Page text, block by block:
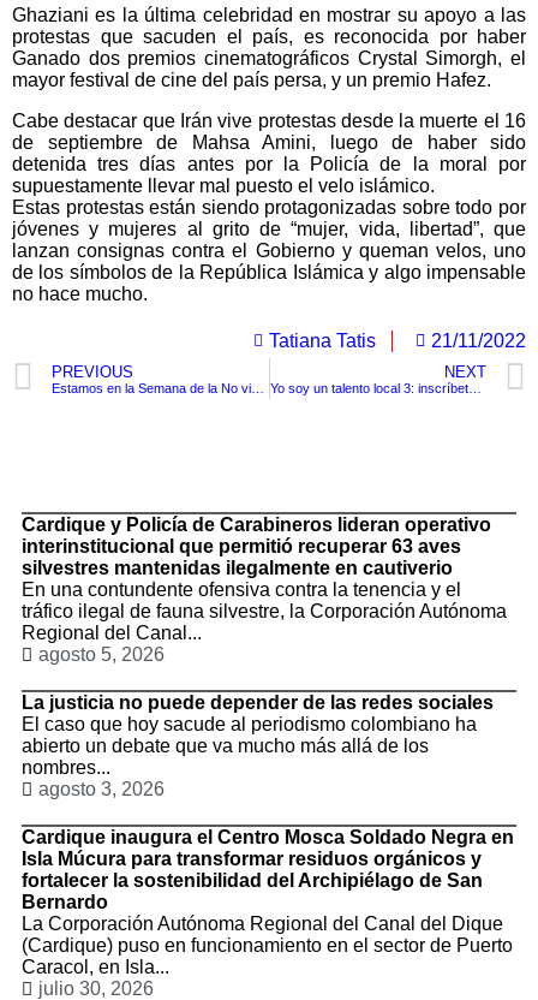
Ghaziani es la última celebridad en mostrar su apoyo a las
protestas que sacuden el país, es reconocida por haber
Ganado dos premios cinematográficos Crystal Simorgh, el
mayor festival de cine del país persa, y un premio Hafez.
Cabe destacar que Irán vive protestas desde la muerte el 16
de septiembre de Mahsa Amini, luego de haber sido
detenida tres días antes por la Policía de la moral por
supuestamente llevar mal puesto el velo islámico.
Estas protestas están siendo protagonizadas sobre todo por
jóvenes y mujeres al grito de “mujer, vida, libertad”, que
lanzan consignas contra el Gobierno y queman velos, uno
de los símbolos de la República Islámica y algo impensable
no hace mucho.
Tatiana Tatis 21/11/2022
PREVIOUS NEXT
Yo soy un talento local 3: inscríbete al concurso de canto y baile de la Localidad Industrial y de la Bahía
Cardique y Policía de Carabineros lideran operativo
interinstitucional que permitió recuperar 63 aves
silvestres mantenidas ilegalmente en cautiverio
En una contundente ofensiva contra la tenencia y el
tráfico ilegal de fauna silvestre, la Corporación Autónoma
Regional del Canal...
agosto 5, 2026
La justicia no puede depender de las redes sociales
El caso que hoy sacude al periodismo colombiano ha
abierto un debate que va mucho más allá de los
nombres...
agosto 3, 2026
Cardique inaugura el Centro Mosca Soldado Negra en
Isla Múcura para transformar residuos orgánicos y
fortalecer la sostenibilidad del Archipiélago de San
Bernardo
La Corporación Autónoma Regional del Canal del Dique
(Cardique) puso en funcionamiento en el sector de Puerto
Caracol, en Isla...
julio 30, 2026